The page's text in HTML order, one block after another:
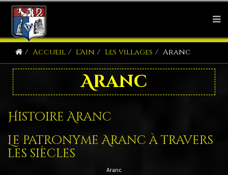
Accueil L'Ain Les villages Aranc
Aranc
Histoire Aranc
Le patronyme Aranc à travers
les siècles
Aranc